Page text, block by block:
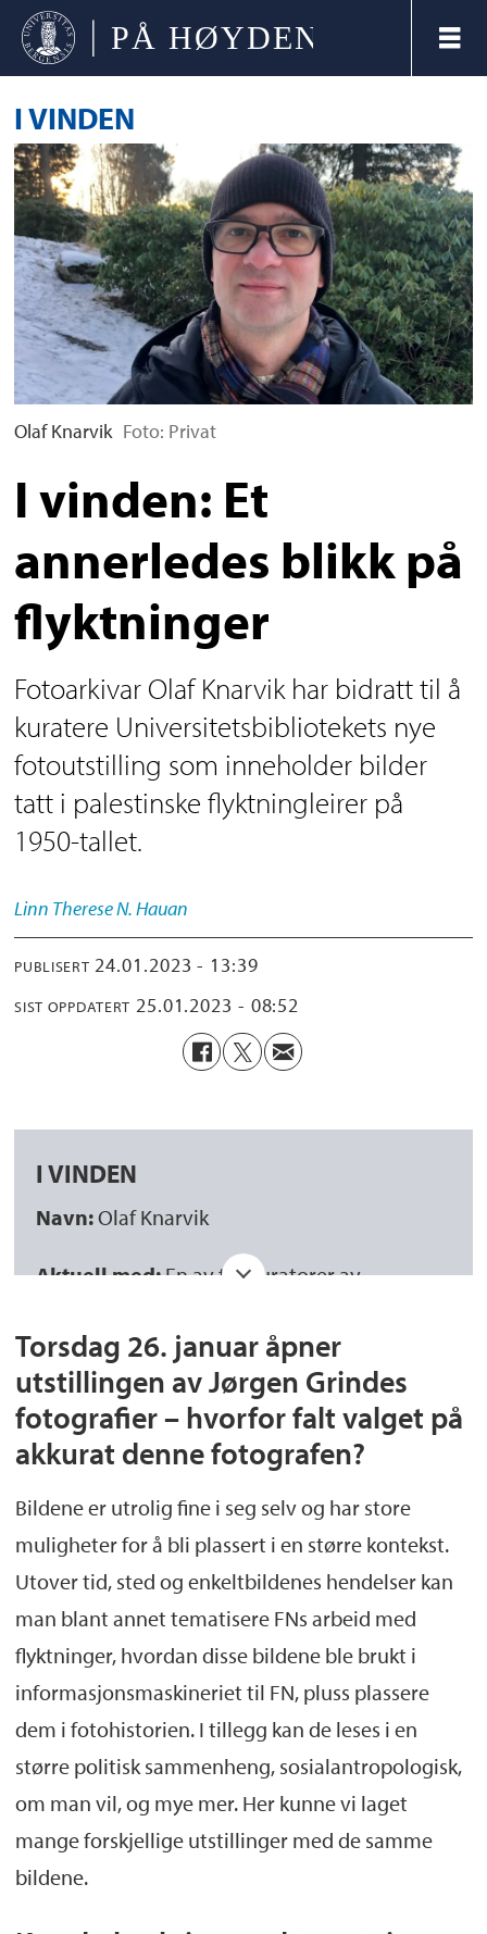
I VINDEN
Olaf Knarvik Foto: Privat
I vinden: Et
annerledes blikk på
flyktninger
Fotoarkivar Olaf Knarvik har bidratt til å
kuratere Universitetsbibliotekets nye
fotoutstilling som inneholder bilder
tatt i palestinske flyktningleirer på
1950-tallet.
Linn ThereseN. Hauan
PUBLISERT 24.01.2023 - 13:39
SIST OPPDATERT 25.01.2023 - 08:52
I VINDEN
Navn:Olaf Knarvik
Aktuell med:En av tre kuratorer av
blikket. Jørgen Grindes fotografier fra
Midtøsten på 1950-tallet» og omviser på
åpningsdagen sammen med historiker Kjersti
G. Berg.Utstillingsåpningengår av stabelen
Torsdag 26. januar åpner
utstillingen av Jørgen Grindes
fotografier – hvorfor falt valget på
akkurat denne fotografen?
Bildene er utrolig fine i seg selv og har store
muligheter for å bli plassert i en større kontekst.
Utover tid, sted og enkeltbildenes hendelser kan
man blant annet tematisere FNs arbeid med
flyktninger, hvordan disse bildene ble brukt i
informasjonsmaskineriet til FN, pluss plassere
dem i fotohistorien. I tillegg kan de leses i en
større politisk sammenheng, sosialantropologisk,
om man vil, og mye mer. Her kunne vi laget
mange forskjellige utstillinger med de samme
bildene.